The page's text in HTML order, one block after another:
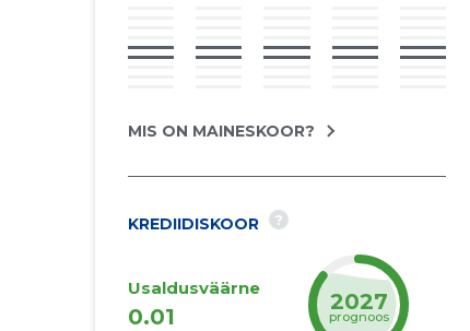
MIS ON MAINESKOOR?
KREDIIDISKOOR ?
Usaldusväärne
0.01
2027
prognoos